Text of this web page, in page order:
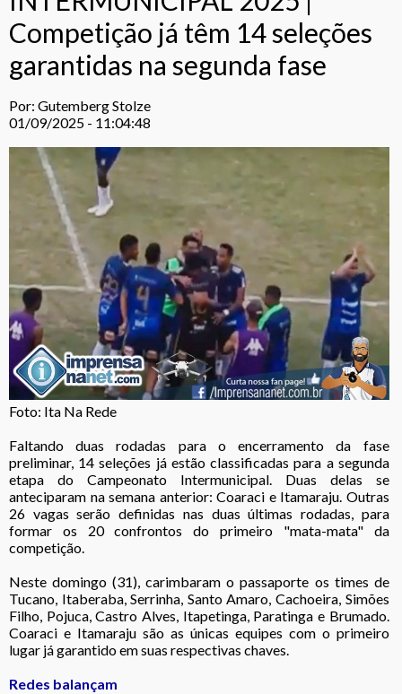
Competição já têm 14 seleções
garantidas na segunda fase
Por: Gutemberg Stolze
01/09/2025 - 11:04:48
Foto: Ita Na Rede
Faltando duas rodadas para o encerramento da fase
preliminar, 14 seleções já estão classificadas para a segunda
etapa do Campeonato Intermunicipal. Duas delas se
anteciparam na semana anterior: Coaraci e Itamaraju. Outras
26 vagas serão definidas nas duas últimas rodadas, para
formar os 20 confrontos do primeiro "mata-mata" da
competição.
Neste domingo (31), carimbaram o passaporte os times de
Tucano, Itaberaba, Serrinha, Santo Amaro, Cachoeira, Simões
Filho, Pojuca, Castro Alves, Itapetinga, Paratinga e Brumado.
Coaraci e Itamaraju são as únicas equipes com o primeiro
lugar já garantido em suas respectivas chaves.
Redes balançam